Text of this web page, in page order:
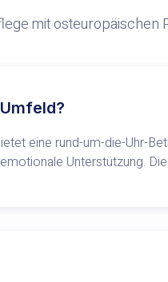
mit osteuropäischen
eine rund-um-die-Uhr-
Unterstützung.